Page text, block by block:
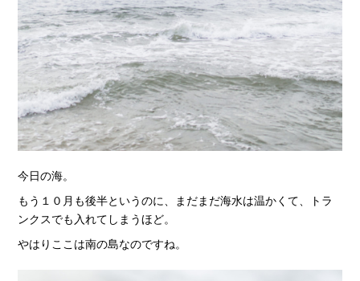
今日の海。
もう１０月も後半というのに、まだまだ海水は温かくて、トラ
ンクスでも入れてしまうほど。
やはりここは南の島なのですね。